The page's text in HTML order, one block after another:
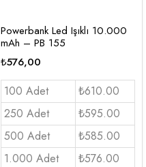
Powerbank Led Işıklı 10.000
mAh – PB 155
₺576,00
100 Adet
₺610.00
250 Adet
₺595.00
500 Adet
₺585.00
1.000 Adet
₺576.00